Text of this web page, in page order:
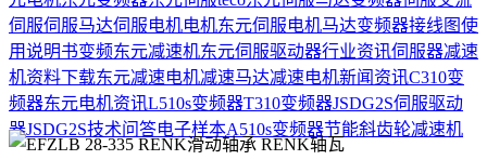
伺服伺服马达伺服电机电机东元伺服电机马达变频器接线图使
用说明书变频东元减速机东元伺服驱动器行业资讯伺服器减速
机资料下载东元减速电机减速马达减速电机新闻资讯C310变
频器东元电机资讯L510s变频器T310变频器JSDG2S伺服驱动
器JSDG2S技术问答电子样本A510s变频器节能斜齿轮减速机